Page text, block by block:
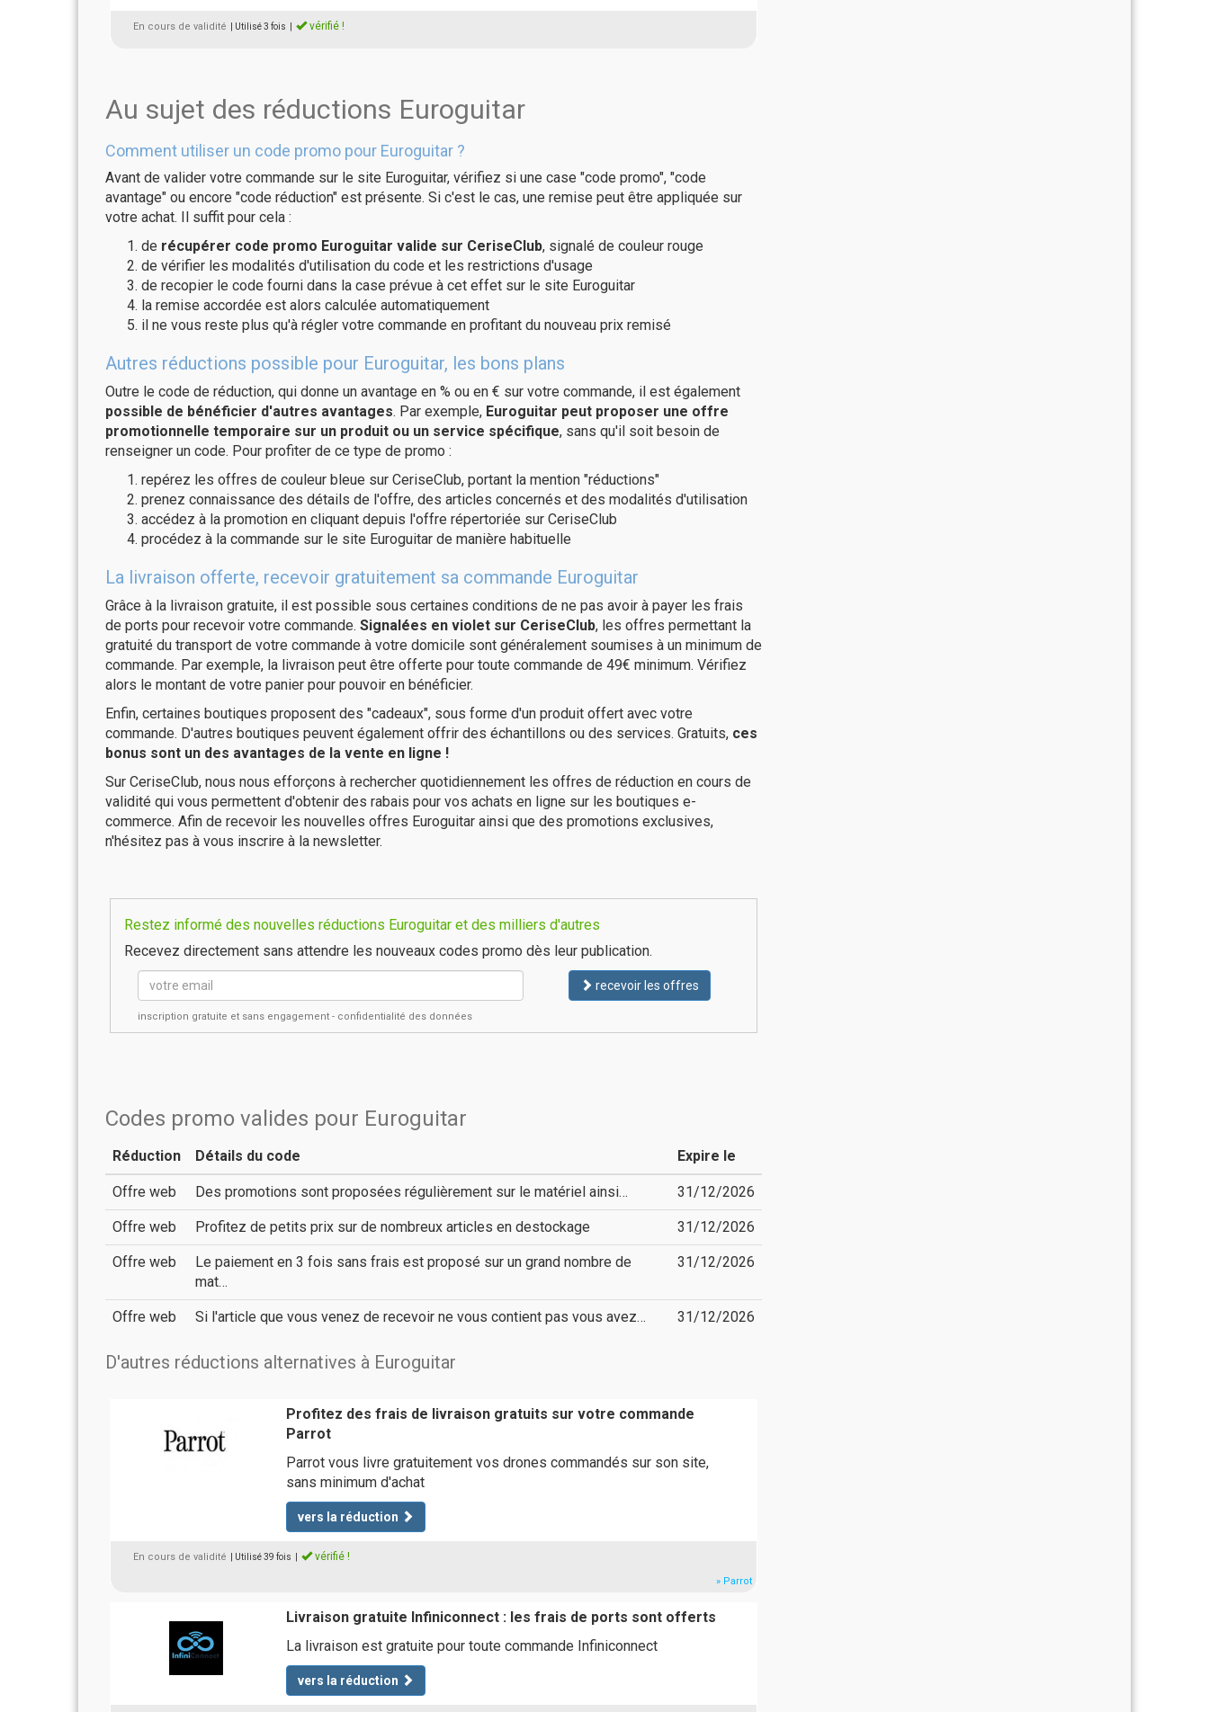
En cours de validité | Utilisé 3 fois vérifié !
Au sujet des réductions Euroguitar
Comment utiliser un code promo pour Euroguitar ?
Avant de valider votre commande sur le site Euroguitar, vérifiez si une case "code promo", "code
avantage" ou encore "code réduction" est présente. Si c'est le cas, une remise peut être appliquée sur
votre achat. Il suffit pour cela :
de récupérer code promo Euroguitar valide sur CeriseClub, signalé de couleur rouge
de vérifier les modalités d'utilisation du code et les restrictions d'usage
de recopier le code fourni dans la case prévue à cet effet sur le site Euroguitar
la remise accordée est alors calculée automatiquement
il ne vous reste plus qu'à régler votre commande en profitant du nouveau prix remisé
Autres réductions possible pour Euroguitar, les bons plans
Outre le code de réduction, qui donne un avantage en % ou en € sur votre commande, il est également
possible de bénéficier d'autres avantages. Par exemple, Euroguitar peut proposer une offre
promotionnelle temporaire sur un produit ou un service spécifique, sans qu'il soit besoin de
renseigner un code. Pour profiter de ce type de promo :
repérez les offres de couleur bleue sur CeriseClub, portant la mention "réductions"
prenez connaissance des détails de l'offre, des articles concernés et des modalités d'utilisation
accédez à la promotion en cliquant depuis l'offre répertoriée sur CeriseClub
procédez à la commande sur le site Euroguitar de manière habituelle
La livraison offerte, recevoir gratuitement sa commande Euroguitar
Grâce à la livraison gratuite, il est possible sous certaines conditions de ne pas avoir à payer les frais
de ports pour recevoir votre commande. Signalées en violet sur CeriseClub, les offres permettant la
gratuité du transport de votre commande à votre domicile sont généralement soumises à un minimum de
commande. Par exemple, la livraison peut être offerte pour toute commande de 49€ minimum. Vérifiez
alors le montant de votre panier pour pouvoir en bénéficier.
Enfin, certaines boutiques proposent des "cadeaux", sous forme d'un produit offert avec votre
commande. D'autres boutiques peuvent également offrir des échantillons ou des services. Gratuits, ces
bonus sont un des avantages de la vente en ligne !
Sur CeriseClub, nous nous efforçons à rechercher quotidiennement les offres de réduction en cours de
validité qui vous permettent d'obtenir des rabais pour vos achats en ligne sur les boutiques e-
commerce. Afin de recevoir les nouvelles offres Euroguitar ainsi que des promotions exclusives,
n'hésitez pas à vous inscrire à la newsletter.
Restez informé des nouvelles réductions Euroguitar et des milliers d'autres
Recevez directement sans attendre les nouveaux codes promo dès leur publication.
recevoir les offres
inscription gratuite et sans engagement - confidentialité des données
Codes promo valides pour Euroguitar
Réduction Détails du code Expire le
Offre web Des promotions sont proposées régulièrement sur le matériel ainsi… 31/12/2026
Offre web Profitez de petits prix sur de nombreux articles en destockage 31/12/2026
Offre web
Le paiement en 3 fois sans frais est proposé sur un grand nombre de
mat…
31/12/2026
Offre web Si l'article que vous venez de recevoir ne vous contient pas vous avez… 31/12/2026
D'autres réductions alternatives à Euroguitar
Profitez des frais de livraison gratuits sur votre commande
Parrot
Parrot vous livre gratuitement vos drones commandés sur son site,
sans minimum d'achat
vers la réduction
En cours de validité | Utilisé 39 fois vérifié !
» Parrot
Livraison gratuite Infiniconnect : les frais de ports sont offerts
La livraison est gratuite pour toute commande Infiniconnect
vers la réduction